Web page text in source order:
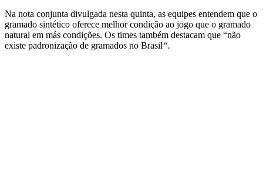
Na nota conjunta divulgada nesta quinta, as equipes entendem que o
gramado sintético oferece melhor condição ao jogo que o gramado
natural em más condições. Os times também destacam que “não
existe padronização de gramados no Brasil“.